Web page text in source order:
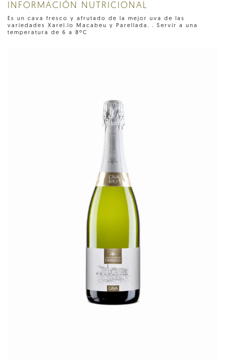
INFORMACIÓN NUTRICIONAL
Es un cava fresco y afrutado de la mejor uva de las
variedades Xarel.lo Macabeu y Parellada. . Servir a una
temperatura de 6 a 8ºC